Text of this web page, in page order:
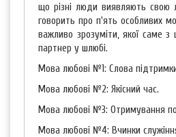
що різні люди виявляють свою
говорить про п'ять особливих
важливо зрозуміти, якої саме
партнер у шлюбі.
Мова любові №1: Слова
Мова любові №2: Якісний час.
Мова любові №3: Отримування
Мова любові №4: Вчинки